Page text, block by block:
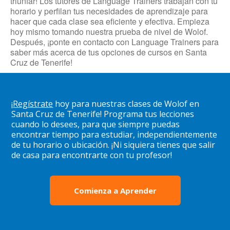
horario y perfilan tus necesidades de aprendizaje para
hacer que cada clase sea eficiente y efectiva. Empieza
hoy mismo tomando nuestra prueba de nivel de Wolof.
Después, ¡ponte en contacto con Language Trainers para
saber más acerca de tus opciones de cursos en Santa
Cruz de Tenerife!
¡Regístrate hoy para nuestras clases de Wolof en
Santa Cruz de Tenerife! Programa tus lecciones
cuando lo desees, para que siempre puedas
encontrar tiempo para estudiar, independientemente
de tu horario o ubicación. ¡Ni siquiera tienes que salir
de casa para encontrarte con tu profesor!
Comienza a Aprender